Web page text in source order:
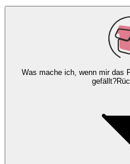
Was mache ich, wenn mir das
gefällt?